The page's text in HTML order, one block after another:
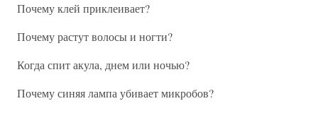
Почему клей приклеивает?
Почему растут волосы и ногти?
Когда спит акула, днем или ночью?
Почему синяя лампа убивает микробов?